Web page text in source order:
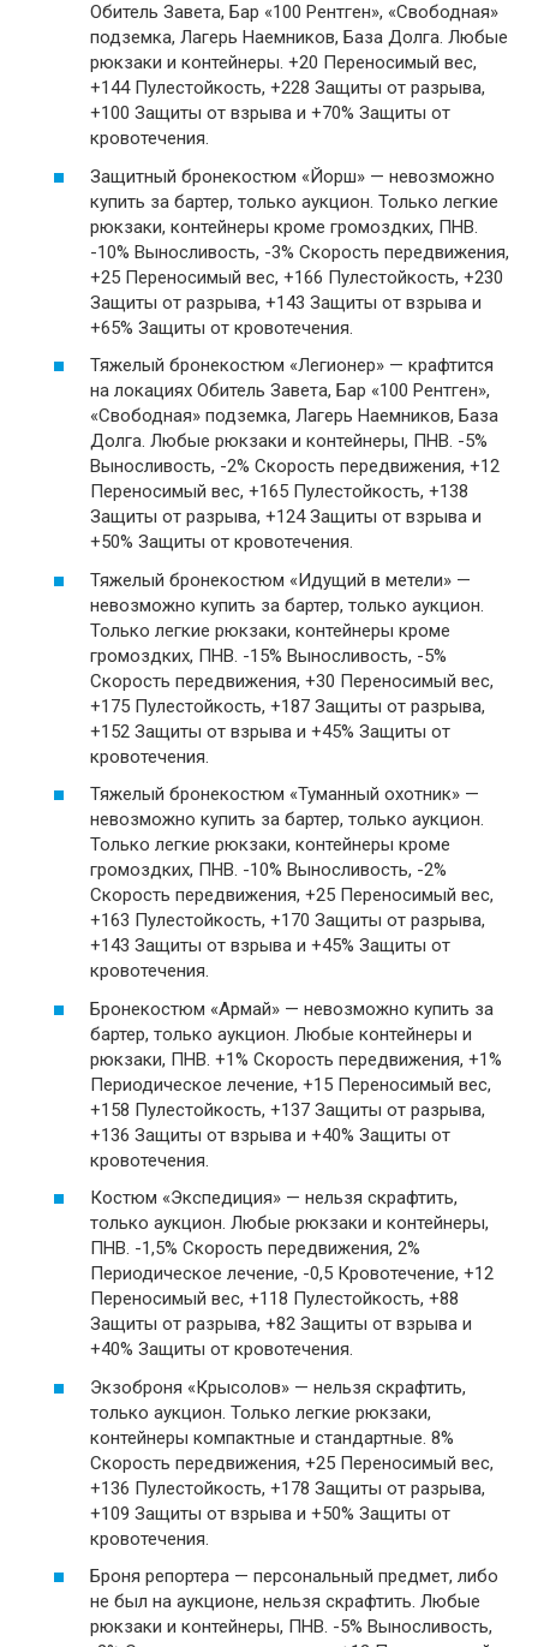
Обитель Завета, Бар «100 Рентген», «Свободная»
подземка, Лагерь Наемников, База Долга. Любые
рюкзаки и контейнеры. +20 Переносимый вес,
+144 Пулестойкость, +228 Защиты от разрыва,
+100 Защиты от взрыва и +70% Защиты от
кровотечения.
Защитный бронекостюм «Йорш» — невозможно
купить за бартер, только аукцион. Только легкие
рюкзаки, контейнеры кроме громоздких, ПНВ.
-10% Выносливость, -3% Скорость передвижения,
+25 Переносимый вес, +166 Пулестойкость, +230
Защиты от разрыва, +143 Защиты от взрыва и
+65% Защиты от кровотечения.
Тяжелый бронекостюм «Легионер» — крафтится
на локациях Обитель Завета, Бар «100 Рентген»,
«Свободная» подземка, Лагерь Наемников, База
Долга. Любые рюкзаки и контейнеры, ПНВ. -5%
Выносливость, -2% Скорость передвижения, +12
Переносимый вес, +165 Пулестойкость, +138
Защиты от разрыва, +124 Защиты от взрыва и
+50% Защиты от кровотечения.
Тяжелый бронекостюм «Идущий в метели» —
невозможно купить за бартер, только аукцион.
Только легкие рюкзаки, контейнеры кроме
громоздких, ПНВ. -15% Выносливость, -5%
Скорость передвижения, +30 Переносимый вес,
+175 Пулестойкость, +187 Защиты от разрыва,
+152 Защиты от взрыва и +45% Защиты от
кровотечения.
Тяжелый бронекостюм «Туманный охотник» —
невозможно купить за бартер, только аукцион.
Только легкие рюкзаки, контейнеры кроме
громоздких, ПНВ. -10% Выносливость, -2%
Скорость передвижения, +25 Переносимый вес,
+163 Пулестойкость, +170 Защиты от разрыва,
+143 Защиты от взрыва и +45% Защиты от
кровотечения.
Бронекостюм «Армай» — невозможно купить за
бартер, только аукцион. Любые контейнеры и
рюкзаки, ПНВ. +1% Скорость передвижения, +1%
Периодическое лечение, +15 Переносимый вес,
+158 Пулестойкость, +137 Защиты от разрыва,
+136 Защиты от взрыва и +40% Защиты от
кровотечения.
Костюм «Экспедиция» — нельзя скрафтить,
только аукцион. Любые рюкзаки и контейнеры,
ПНВ. -1,5% Скорость передвижения, 2%
Периодическое лечение, -0,5 Кровотечение, +12
Переносимый вес, +118 Пулестойкость, +88
Защиты от разрыва, +82 Защиты от взрыва и
+40% Защиты от кровотечения.
Экзоброня «Крысолов» — нельзя скрафтить,
только аукцион. Только легкие рюкзаки,
контейнеры компактные и стандартные. 8%
Скорость передвижения, +25 Переносимый вес,
+136 Пулестойкость, +178 Защиты от разрыва,
+109 Защиты от взрыва и +50% Защиты от
кровотечения.
Броня репортера — персональный предмет, либо
не был на аукционе, нельзя скрафтить. Любые
рюкзаки и контейнеры, ПНВ. -5% Выносливость,